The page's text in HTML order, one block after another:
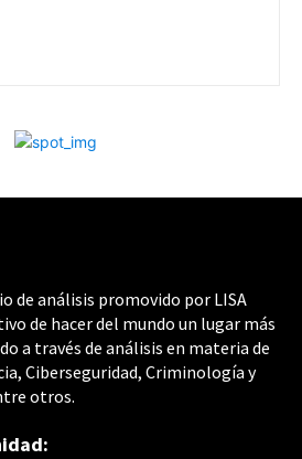
de análisis promovido por LISA
de hacer del mundo un lugar más
a través de análisis en materia de
Ciberseguridad, Criminología y
otros.